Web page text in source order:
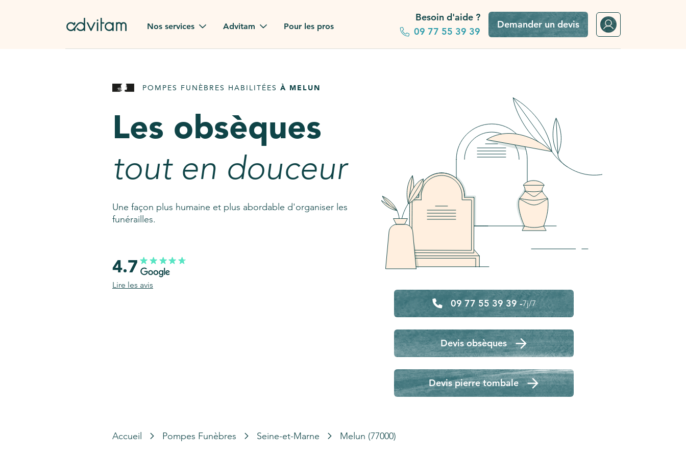
Nos services
Rapatriement à
Pierre tombale
AssistGPT
Nos services en plus
Advitam
Advitam dans la presse
Consultez notre FAQ
Pour les pros
Besoin d'aide ?
09 77 55 39 39
Demander un devis
POMPES FUNÈBRES HABILITÉES À MELUN
Les obsèques
tout en douceur
Une façon plus humaine et plus abordable d'organiser les
funérailles.
09 77 55 39 39 -7j/7
Devis obsèques
Devis pierre tombale
4.7
Lire les avis
Accueil Pompes Funèbres Seine-et-Marne Melun (77000)